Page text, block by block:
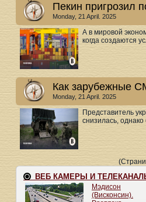
Пекин пригрозил
Monday, 21 April. 2025
А в мировой
когда создаются
Как зарубежные
Monday, 21 April. 2025
Представитель
снизилась,